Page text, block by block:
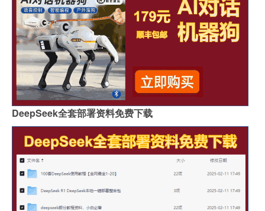
DeepSeek全套部署资料免费下载